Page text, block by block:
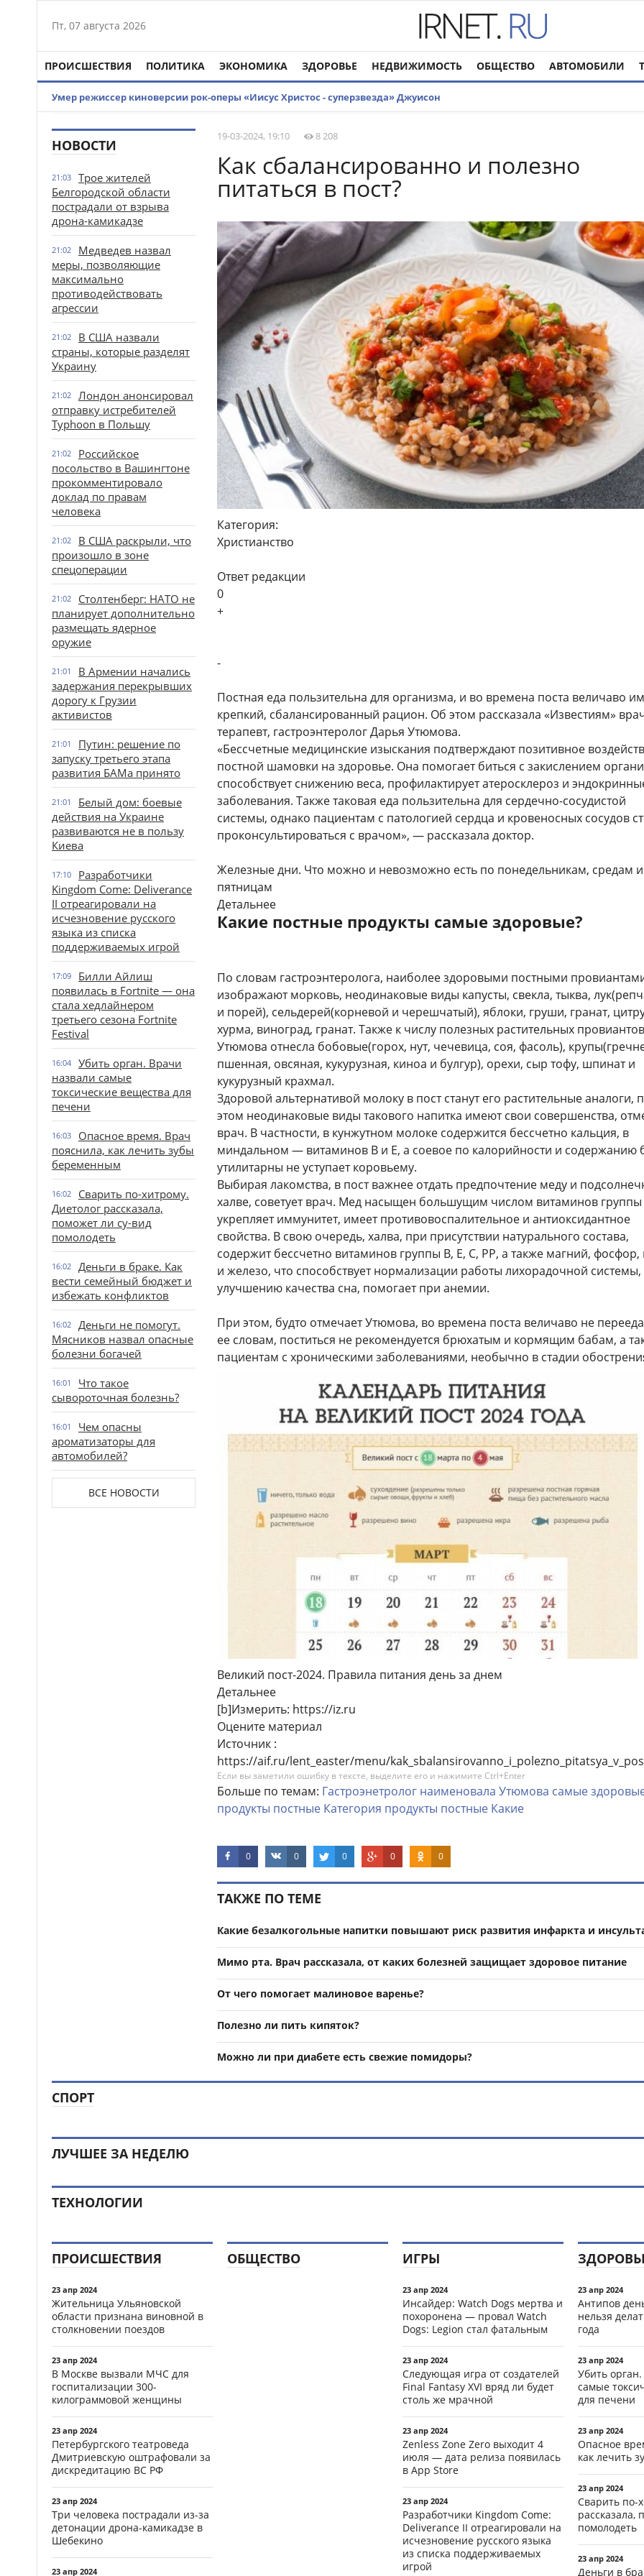
Пт, 07 августа 2026
ПРОИСШЕСТВИЯ ПОЛИТИКА ЭКОНОМИКА ЗДОРОВЬЕ НЕДВИЖИМОСТЬ ОБЩЕСТВО АВТОМОБИЛИ
Умер режиссер киноверсии рок-оперы «Иисус Христос - суперзвезда» Джуисон
НОВОСТИ
21:03
Трое жителей
Белгородской области
пострадали от взрыва
дрона-камикадзе
21:02
Медведев назвал
меры, позволяющие
максимально
противодействовать
агрессии
21:02
В США назвали
страны, которые разделят
Украину
21:02
Лондон анонсировал
отправку истребителей
Typhoon в Польшу
21:02
Российское
посольство в Вашингтоне
прокомментировало
доклад по правам
человека
21:02
В США раскрыли, что
произошло в зоне
спецоперации
21:02
Столтенберг: НАТО не
планирует дополнительно
размещать ядерное
оружие
21:01
В Армении начались
задержания перекрывших
дорогу к Грузии
активистов
21:01
Путин: решение по
запуску третьего этапа
развития БАМа принято
21:01
Белый дом: боевые
действия на Украине
развиваются не в пользу
Киева
17:10
Разработчики
Kingdom Come: Deliverance
II отреагировали на
исчезновение русского
языка из списка
поддерживаемых игрой
17:09
Билли Айлиш
появилась в Fortnite — она
стала хедлайнером
третьего сезона Fortnite
Festival
16:04
Убить орган. Врачи
назвали самые
токсические вещества для
печени
16:03
Опасное время. Врач
пояснила, как лечить зубы
беременным
16:02
Сварить по-хитрому.
Диетолог рассказала,
поможет ли су-вид
помолодеть
16:02
Деньги в браке. Как
вести семейный бюджет и
избежать конфликтов
16:02
Деньги не помогут.
Мясников назвал опасные
болезни богачей
16:01
Что такое
сывороточная болезнь?
16:01
Чем опасны
ароматизаторы для
автомобилей?
ВСЕ НОВОСТИ
19-03-2024, 19:10 8 208
Как сбалансированно и полезно
питаться в пост?
Категория:
Христианство
Ответ редакции
0
+
-
Постная еда пользительна для организма, и во времена поста величаво
крепкий, сбалансированный рацион. Об этом рассказала «Известиям»
терапевт, гастроэнтеролог Дарья Утюмова.
«Бессчетные медицинские изыскания подтверждают позитивное
постной шамовки на здоровье. Она помогает биться с закислением
способствует снижению веса, профилактирует атеросклероз и
заболевания. Также таковая еда пользительна для сердечно-сосудистой
системы, однако пациентам с патологией сердца и кровеносных сосудов
проконсультироваться с врачом», — рассказала доктор.
Железные дни. Что можно и невозможно есть по понедельникам, средам и
пятницам
Детальнее
Какие постные продукты самые здоровые?
По словам гастроэнтеролога, наиболее здоровыми постными
изображают морковь, неодинаковые виды капусты, свекла, тыква,
и порей), сельдерей(корневой и черешчатый), яблоки, груши, гранат,
хурма, виноград, гранат. Также к числу полезных растительных провиантов
Утюмова отнесла бобовые(горох, нут, чечевица, соя, фасоль),
пшенная, овсяная, кукурузная, киноа и булгур), орехи, сыр тофу, шпинат и
кукурузный крахмал.
Здоровой альтернативой молоку в пост станут его растительные аналоги,
этом неодинаковые виды такового напитка имеют свои совершенства,
врач. В частности, в кунжутном молоке содержится бессчетно кальция, в
миндальном — витаминов В и Е, а соевое по калорийности и содержанию
утилитарны не уступает коровьему.
Выбирая лакомства, в пост важнее отдать предпочтение меду и
халве, советует врач. Мед насыщен большущим числом витаминов группы
укрепляет иммунитет, имеет противовоспалительное и антиоксидантное
свойства. В свою очередь, халва, при присутствии натурального состава,
содержит бессчетно витаминов группы В, Е, С, РР, а также магний, фосфор,
и железо, что способствует нормализации работы лихорадочной системы,
улучшению качества сна, помогает при анемии.
При этом, будто отмечает Утюмова, во времена поста величаво не
ее словам, поститься не рекомендуется брюхатым и кормящим бабам, а
пациентам с хроническими заболеваниями, необычно в стадии
Великий пост-2024. Правила питания день за днем
Детальнее
[b]Измерить: https://iz.ru
Оцените материал
Источник :
https://aif.ru/lent_easter/menu/
Если вы заметили ошибку в тексте, выделите его и нажимите Ctrl+Enter
Больше по темам: Гастроэнетролог наименовала Утюмова самые
продукты постные Категория продукты постные Какие
0 0 0 0 0
ТАКЖЕ ПО ТЕМЕ
Какие безалкогольные напитки повышают риск развития инфаркта и
Мимо рта. Врач рассказала, от каких болезней защищает здоровое питание
От чего помогает малиновое варенье?
Полезно ли пить кипяток?
Можно ли при диабете есть свежие помидоры?
СПОРТ
ЛУЧШЕЕ ЗА НЕДЕЛЮ
ТЕХНОЛОГИИ
ПРОИСШЕСТВИЯ
23 апр 2024
Жительница Ульяновской
области признана виновной в
столкновении поездов
23 апр 2024
В Москве вызвали МЧС для
госпитализации 300-
килограммовой женщины
23 апр 2024
Петербургского театроведа
Дмитриевскую оштрафовали за
дискредитацию ВС РФ
23 апр 2024
Три человека пострадали из-за
детонации дрона-камикадзе в
Шебекино
23 апр 2024
ОБЩЕСТВО ИГРЫ
23 апр 2024
Инсайдер: Watch Dogs мертва и
похоронена — провал Watch
Dogs: Legion стал фатальным
23 апр 2024
Следующая игра от создателей
Final Fantasy XVI вряд ли будет
столь же мрачной
23 апр 2024
Zenless Zone Zero выходит 4
июля — дата релиза появилась
в App Store
23 апр 2024
Разработчики Kingdom Come:
Deliverance II отреагировали на
исчезновение русского языка
из списка поддерживаемых
игрой
23 апр 2024
Антипов
нельзя
года
23 апр 2024
Убить
самые
для печени
23 апр 2024
Опасное
как лечить
23 апр 2024
Сварить по-
рассказала,
помолодеть
23 апр 2024
Деньги в